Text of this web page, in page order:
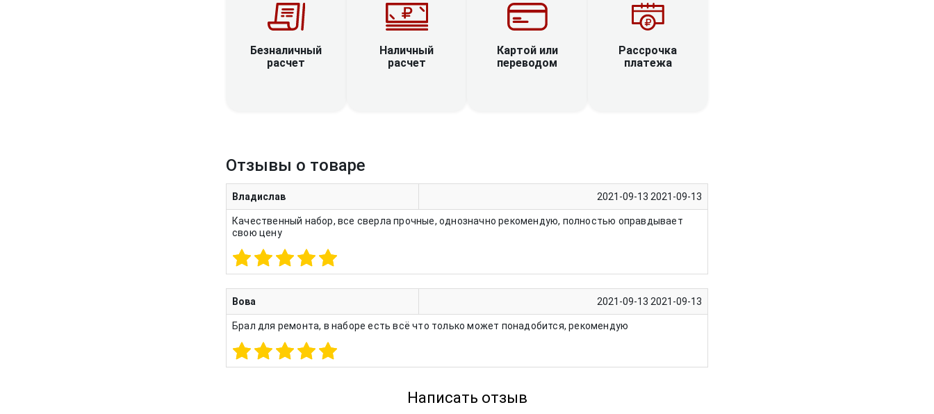
Безналичный
расчет
Наличный
расчет
Картой или
переводом
Рассрочка
платежа
Отзывы о товаре
Владислав 2021-09-13 2021-09-13
Качественный набор, все сверла прочные, однозначно рекомендую, полностью оправдывает
свою цену
Вова 2021-09-13 2021-09-13
Брал для ремонта, в наборе есть всё что только может понадобится, рекомендую
Написать отзыв